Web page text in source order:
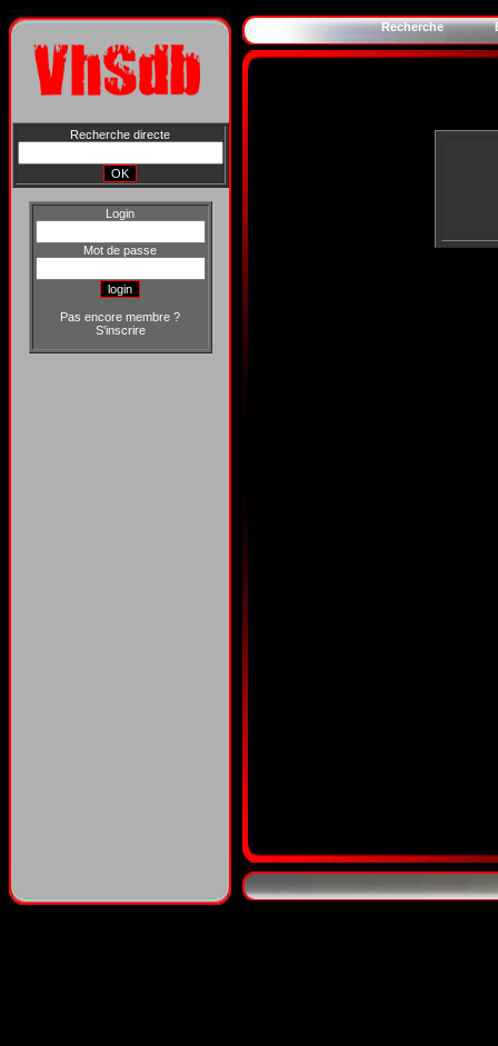
Recherche directe
Login
Mot de passe
Pas encore membre ?
S'inscrire
Recherche